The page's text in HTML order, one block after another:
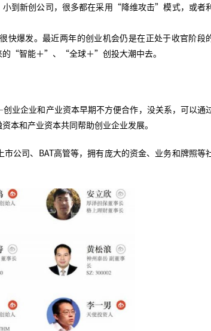
小到新创公司，很多都在采用“降维攻击”模式，或者
快爆发。最近两年的创业机会仍是在正处于收官阶段
的“智能＋”、“全球＋”创投大潮中去。
业企业和产业资本早期不方便合作，没关系，可以通
本和产业资本共同帮助创业企业发展。
公司、BAT高管等，拥有庞大的资金、业务和牌照等